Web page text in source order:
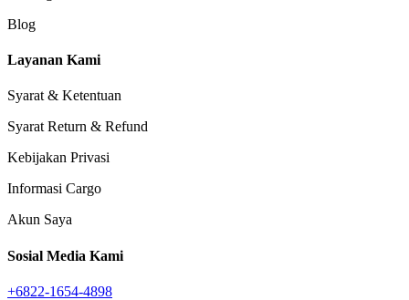
Blog
Layanan Kami
Syarat & Ketentuan
Syarat Return & Refund
Kebijakan Privasi
Informasi Cargo
Akun Saya
Sosial Media Kami
+6822-1654-4898